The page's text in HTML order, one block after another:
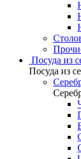
Посуда из
Посуда из